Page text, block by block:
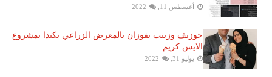
أغسطس 11, 2022
جوزيف وزينب يفوزان بالمعرض الزراعي بكندا بمشروع
الايس كريم
يوليو 31, 2022